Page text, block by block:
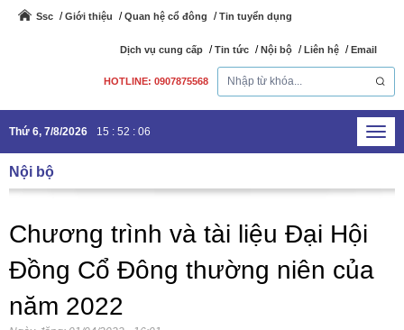
Ssc Giới thiệu Quan hệ cổ đông Tin tuyển dụng
Dịch vụ cung cấp Tin tức Nội bộ Liên hệ Email
HOTLINE: 0907875568
Thứ 6, 7/8/2026 15 : 52 : 07
Nội bộ
Chương trình và tài liệu Đại Hội
Đồng Cổ Đông thường niên của
năm 2022